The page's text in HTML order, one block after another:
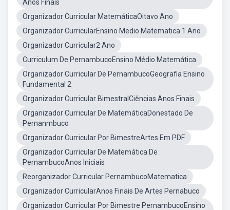
Anos Finais
Organizador Curricular MatemáticaOitavo Ano
Organizador CurricularEnsino Medio Matematica 1 Ano
Organizador Curricular2 Ano
Curriculum De PernambucoEnsino Médio Matemática
Organizador Curricular De PernambucoGeografia Ensino
Fundamental 2
Organizador Curricular BimestralCiências Anos Finais
Organizador Curricular De MatemáticaDonestado De
Pernanmbuco
Organizador Curricular Por BimestreArtes Em PDF
Organizador Curricular De Matemática De
PernambucoAnos Iniciais
Reorganizador Curricular PernambucoMatematica
Organizador CurricularAnos Finais De Artes Pernabuco
Organizador Curricular Por Bimestre PernambucoEnsino